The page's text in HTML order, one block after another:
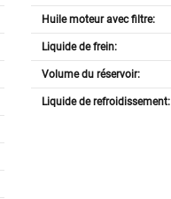
Huile moteur avec filtre:
Liquide de frein:
Volume du réservoir:
Liquide de refroidissement: